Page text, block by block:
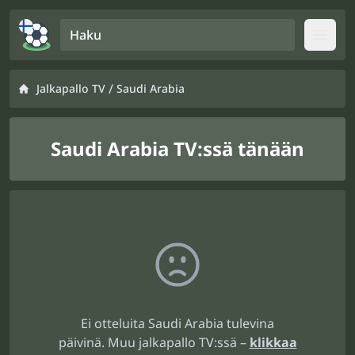
Jalkapallo TV / Saudi Arabia
Saudi Arabia TV:ssä tänään
Ei otteluita Saudi Arabia tulevina
päivinä. Muu jalkapallo TV:ssä – klikkaa